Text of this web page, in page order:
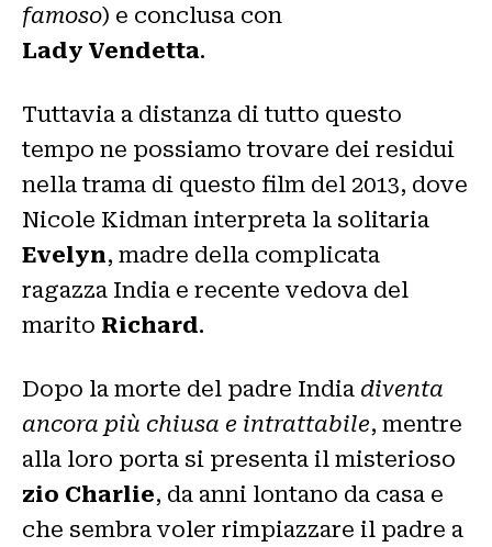
famoso) e conclusa con
Lady Vendetta.
Tuttavia a distanza di tutto questo
tempo ne possiamo trovare dei residui
nella trama di questo film del 2013, dove
Nicole Kidman interpreta la solitaria
Evelyn, madre della complicata
ragazza India e recente vedova del
marito Richard.
Dopo la morte del padre India diventa
ancora più chiusa e intrattabile, mentre
alla loro porta si presenta il misterioso
zio Charlie, da anni lontano da casa e
che sembra voler rimpiazzare il padre a